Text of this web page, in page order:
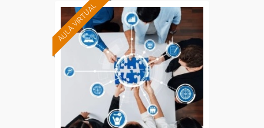
AULA VIRTUAL Formación 100%
subvencionada.
Para trabajadores y
autónomos de Madrid.
Para todos los sectores.